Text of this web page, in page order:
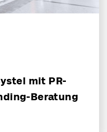
mit PR-
Beratung